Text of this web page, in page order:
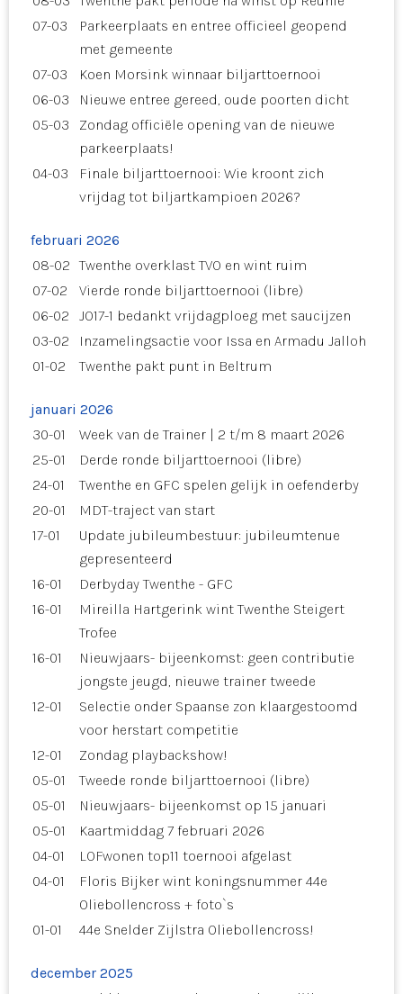
07-03
Parkeerplaats en entree officieel geopend
met gemeente
07-03
Koen Morsink winnaar biljarttoernooi
06-03
Nieuwe entree gereed, oude poorten dicht
05-03
Zondag officiële opening van de nieuwe
parkeerplaats!
04-03
Finale biljarttoernooi: Wie kroont zich
vrijdag tot biljartkampioen 2026?
februari 2026
08-02 Twenthe overklast TVO en wint ruim
07-02
Vierde ronde biljarttoernooi (libre)
06-02
JO17-1 bedankt vrijdagploeg met saucijzen
03-02
Inzamelingsactie voor Issa en Armadu Jalloh
01-02
Twenthe pakt punt in Beltrum
januari 2026
30-01
Week van de Trainer | 2 t/m 8 maart 2026
25-01
Derde ronde biljarttoernooi (libre)
24-01
Twenthe en GFC spelen gelijk in oefenderby
20-01
MDT-traject van start
17-01
Update jubileumbestuur: jubileumtenue
gepresenteerd
16-01
Derbyday Twenthe - GFC
16-01
Mireilla Hartgerink wint Twenthe Steigert
Trofee
16-01
Nieuwjaars- bijeenkomst: geen contributie
jongste jeugd, nieuwe trainer tweede
12-01
Selectie onder Spaanse zon klaargestoomd
voor herstart competitie
12-01
Zondag playbackshow!
05-01
Tweede ronde biljarttoernooi (libre)
05-01
Nieuwjaars- bijeenkomst op 15 januari
05-01
Kaartmiddag 7 februari 2026
04-01
LOFwonen top11 toernooi afgelast
04-01
Floris Bijker wint koningsnummer 44e
Oliebollencross + foto`s
01-01
44e Snelder Zijlstra Oliebollencross!
december 2025